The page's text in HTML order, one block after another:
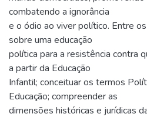
combatendo a ignorância
e o ódio ao viver político. Entre
sobre uma educação
política para a resistência contra
a partir da Educação
Infantil; conceituar os termos
Educação; compreender as
dimensões históricas e jurídicas